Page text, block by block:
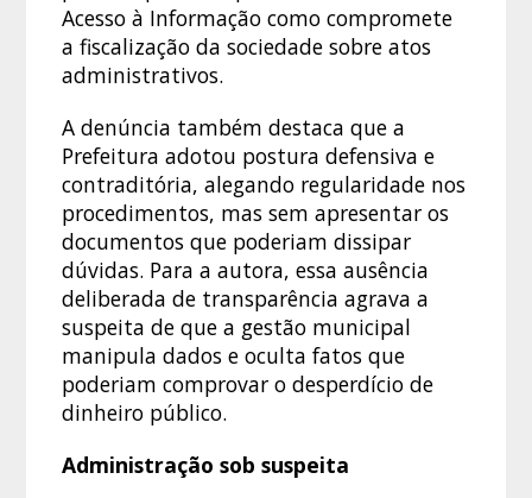
Acesso à Informação como compromete
a fiscalização da sociedade sobre atos
administrativos.
A denúncia também destaca que a
Prefeitura adotou postura defensiva e
contraditória, alegando regularidade nos
procedimentos, mas sem apresentar os
documentos que poderiam dissipar
dúvidas. Para a autora, essa ausência
deliberada de transparência agrava a
suspeita de que a gestão municipal
manipula dados e oculta fatos que
poderiam comprovar o desperdício de
dinheiro público.
Administração sob suspeita